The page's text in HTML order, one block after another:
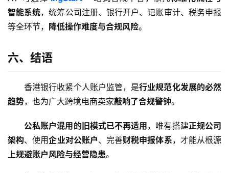
智能系统，统筹公司注册、银行开户、记账审计、税务申报
等全环节， 降低操作难度与合规风险。
六、结语
香港银行收紧个人账户监管，是行业规范化发展的必然
趋势，也为广大跨境电商卖家敲响了合规警钟。
公私账户混用的旧模式已不再适用 ，唯有搭建正规公司
架构、使用企业对公账户、完善财税申报体系，才能从根源
上规避账户风险与经营隐患。